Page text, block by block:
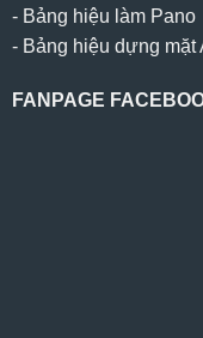
- Bảng hiệu làm Pano
- Bảng hiệu dựng mặt
FANPAGE